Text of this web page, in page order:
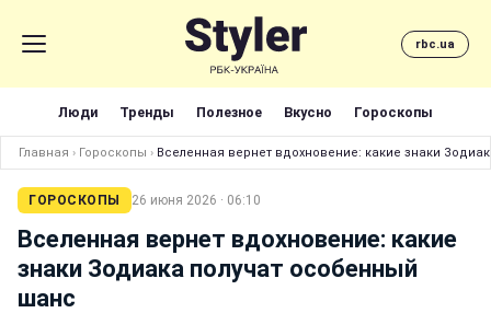
rbc.ua
Люди Тренды Полезное Вкусно Гороскопы
Главная › Гороскопы › Вселенная вернет вдохновение: какие знаки
ГОРОСКОПЫ 26 июня 2026 · 06:10
Вселенная вернет вдохновение: какие
знаки Зодиака получат особенный
шанс